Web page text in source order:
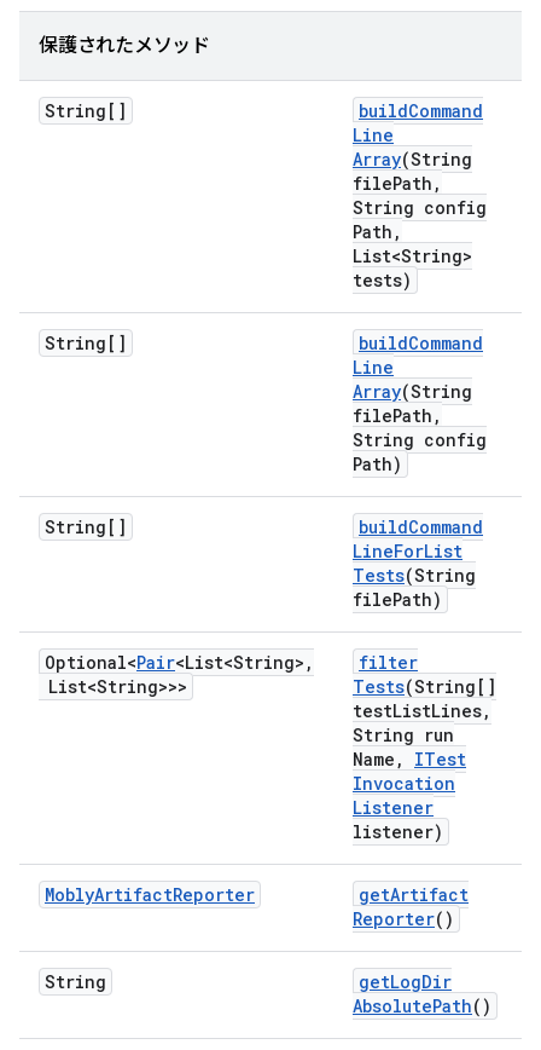
保護されたメソッド
String[] buildCommand
Line
Array(String
filePath ,
String config
Path ,
List<String>
tests)
String[] buildCommand
Line
Array(String
filePath ,
String config
Path)
String[] buildCommand
LineForList
Tests(String
filePath)
Optional<Pair<List<String> ,
List<String>>>
filter
Tests(String[]
testListLines,
String run
Name ,
ITest
Invocation
Listener
listener)
MoblyArtifactReporter getArtifact
Reporter()
String getLogDir
AbsolutePath()